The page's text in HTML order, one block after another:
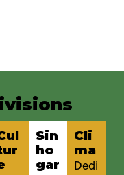
Sin
ho
gar
Cli
ma
Dedi